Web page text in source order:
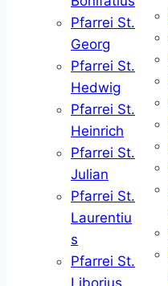
Pfarrei St.
Georg
Pfarrei St.
Hedwig
Pfarrei St.
Heinrich
Pfarrei St.
Julian
Pfarrei St.
Laurentiu
s
Pfarrei St.
Liborius